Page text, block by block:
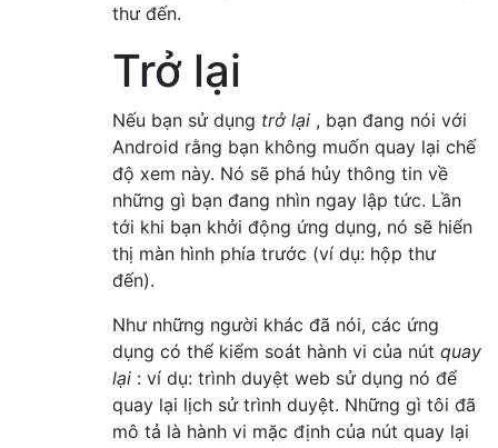
thư đến.
Trở lại
Nếu bạn sử dụng trở lại , bạn đang nói với
Android rằng bạn không muốn quay lại chế
độ xem này. Nó sẽ phá hủy thông tin về
những gì bạn đang nhìn ngay lập tức. Lần
tới khi bạn khởi động ứng dụng, nó sẽ hiển
thị màn hình phía trước (ví dụ: hộp thư
đến).
Như những người khác đã nói, các ứng
dụng có thể kiểm soát hành vi của nút quay
lại : ví dụ: trình duyệt web sử dụng nó để
quay lại lịch sử trình duyệt. Những gì tôi đã
mô tả là hành vi mặc định của nút quay lại